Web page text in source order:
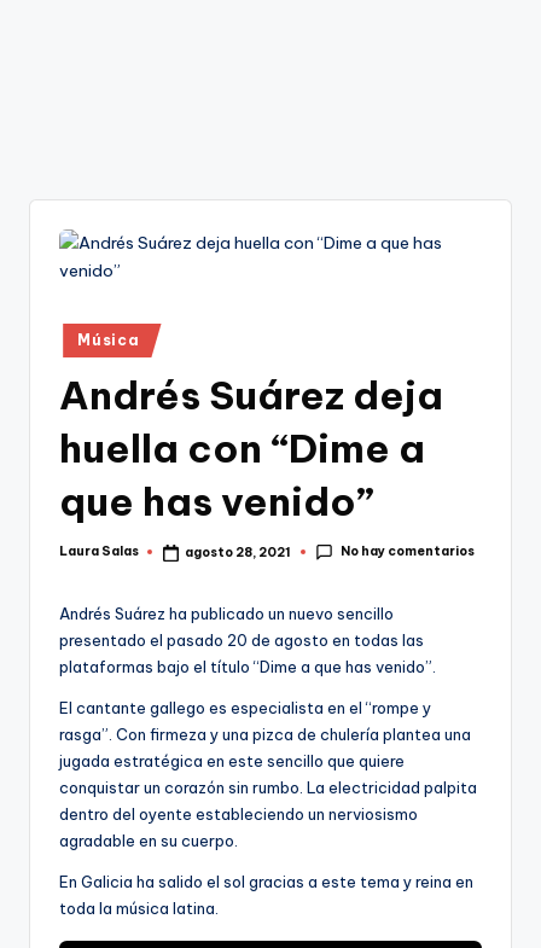
Publicado
en
Música
Andrés Suárez deja
huella con “Dime a
que has venido”
Publicado
Laura Salas agosto 28, 2021 No hay comentarios
Andrés Suárez ha publicado un nuevo sencillo
presentado el pasado 20 de agosto en todas las
plataformas bajo el título “Dime a que has venido”.
El cantante gallego es especialista en el “rompe y
rasga”. Con firmeza y una pizca de chulería plantea una
jugada estratégica en este sencillo que quiere
conquistar un corazón sin rumbo. La electricidad palpita
dentro del oyente estableciendo un nerviosismo
agradable en su cuerpo.
En Galicia ha salido el sol gracias a este tema y reina en
toda la música latina.